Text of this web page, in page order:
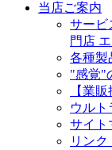
当店ご案内
サービ
門店
各種製
"感覚"
【業
ウル
サイト
リンク